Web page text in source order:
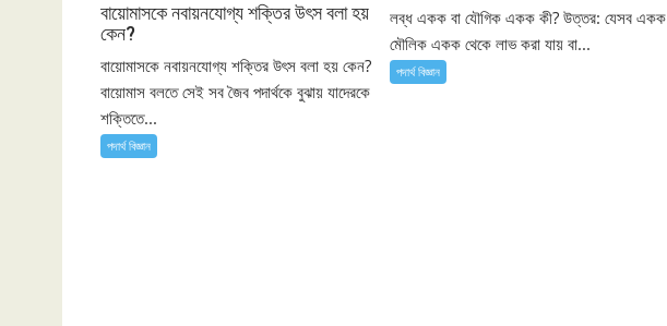
বায়োমাসকে নবায়নযোগ্য শক্তির উৎস বলা হয়
কেন?
বায়োমাসকে নবায়নযোগ্য শক্তির উৎস বলা হয় কেন?
বায়োমাস বলতে সেই সব জৈব পদার্থকে বুঝায় যাদেরকে
শক্তিতে...
পদার্থ বিজ্ঞান
লব্ধ একক বা যৌগিক একক কী? উত্তর: যেসব একক
মৌলিক একক থেকে লাভ করা যায় বা...
পদার্থ বিজ্ঞান